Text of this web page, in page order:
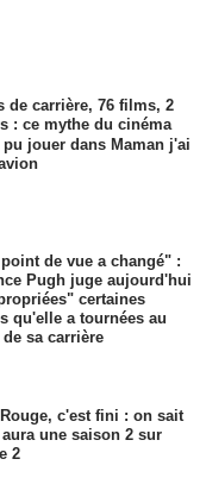
de carrière, 76 films, 2
: ce mythe du cinéma
jouer dans Maman j'ai
de vue a changé" :
Pugh juge aujourd'hui
certaines
qu'elle a tournées au
sa carrière
c'est fini : on sait
une saison 2 sur
2